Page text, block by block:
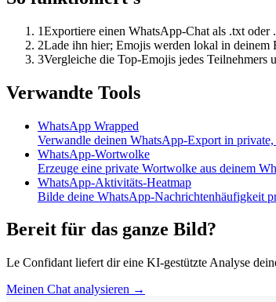
1Exportiere einen WhatsApp-Chat als .txt oder
2Lade ihn hier; Emojis werden lokal in deinem
3Vergleiche die Top-Emojis jedes Teilnehmers
Verwandte Tools
WhatsApp Wrapped
Verwandle deinen WhatsApp-Export in
WhatsApp-Wortwolke
Erzeuge eine private Wortwolke aus deinem
WhatsApp-Aktivitäts-Heatmap
Bilde deine WhatsApp-Nachrichtenhäufigkeit
Bereit für das ganze Bild?
Le Confidant liefert dir eine KI-gestützte Analyse
Meinen Chat analysieren →